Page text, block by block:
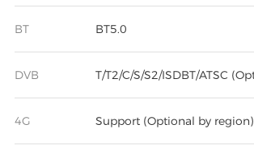
BT BT5.0
DVB T/T2/C/S/S2/ISDBT/ATSC
4G Support (Optional by region)